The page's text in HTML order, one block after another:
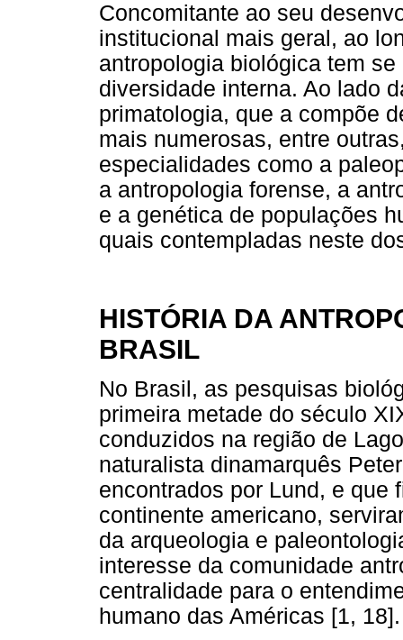
Concomitante ao seu
institucional mais geral, ao
antropologia biológica tem
diversidade interna. Ao lado
primatologia, que a compõe
mais numerosas, entre
especialidades como a
a antropologia forense, a
e a genética de populações
quais contempladas neste
HISTÓRIA DA
BRASIL
No Brasil, as pesquisas
primeira metade do século
conduzidos na região de
naturalista dinamarquês
encontrados por Lund, e que
continente americano,
da arqueologia e
interesse da comunidade
centralidade para o
humano das Américas [1, 18].